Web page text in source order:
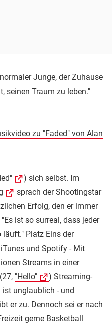
Junge, der Zuhause
seinen Traum zu leben."
zu "Faded" von Alan
) sich selbst. Im
sprach der Shootingstar
Erfolg, den er immer
ist so surreal, dass jeder
Platz Eins der
und Spotify - Mit
Streams in einer
"Hello"
) Streaming-
ist unglaublich - und
er zu. Dennoch sei er nach
gerne Basketball